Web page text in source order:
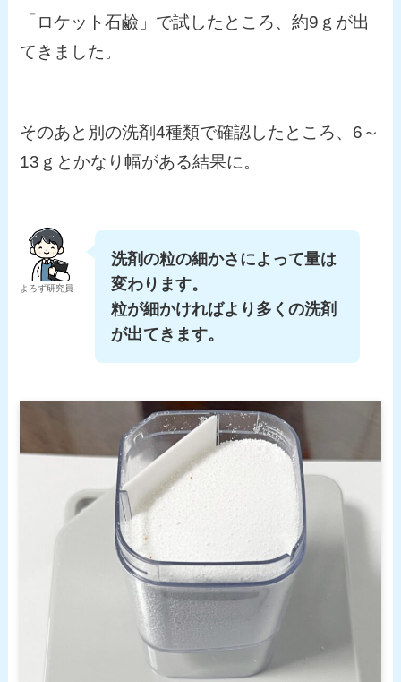
「ロケット石鹼」で試したところ、約9ｇが出
てきました。
そのあと別の洗剤4種類で確認したところ、6～
13ｇとかなり幅がある結果に。
よろず研究員
洗剤の粒の細かさによって量は
変わります。
粒が細かければより多くの洗剤
が出てきます。